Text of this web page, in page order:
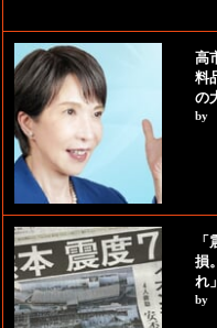
高
料
の
by
損
れ
by